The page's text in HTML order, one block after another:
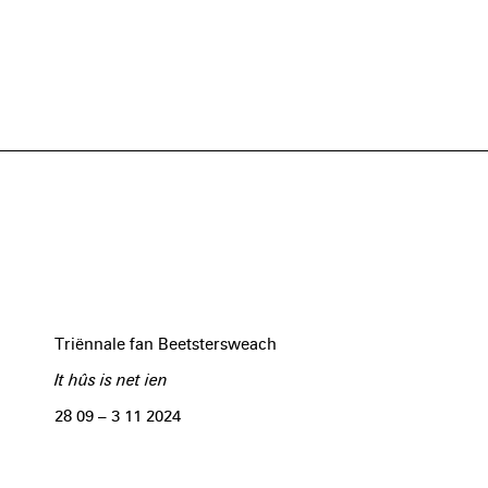
Triënnale fan Beetstersweach
It hûs is net ien
28 09 – 3 11 2024